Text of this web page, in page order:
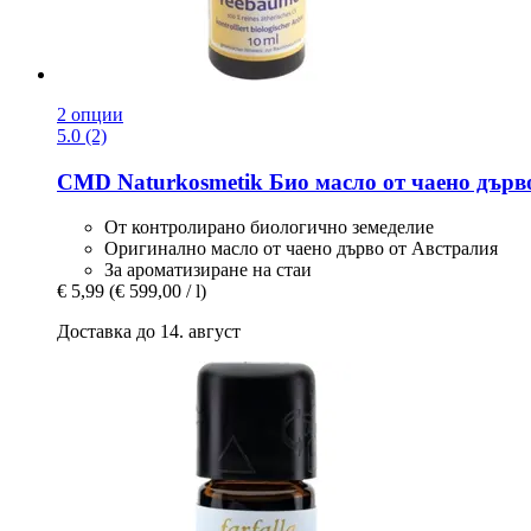
2 опции
5.0 (2)
CMD Naturkosmetik Био масло от чаено
От контролирано биологично земеделие
Оригинално масло от чаено дърво от Австралия
За ароматизиране на стаи
€ 5,99 (€ 599,00 / l)
Доставка до 14. август